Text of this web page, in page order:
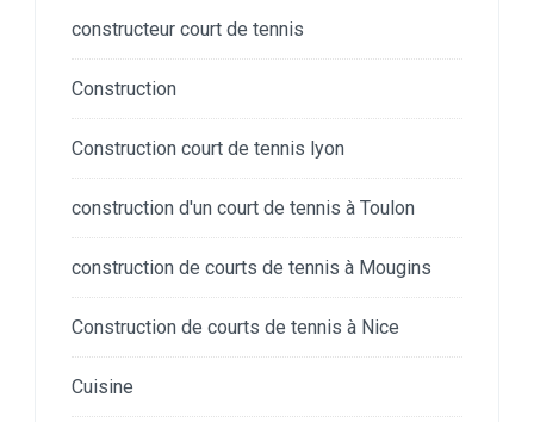
constructeur court de tennis
Construction
Construction court de tennis lyon
construction d'un court de tennis à Toulon
construction de courts de tennis à Mougins
Construction de courts de tennis à Nice
Cuisine